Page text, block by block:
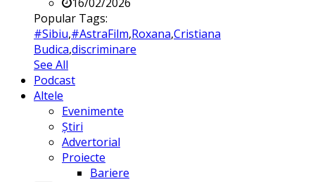
Popular Tags:
#Sibiu,#AstraFilm,Roxana,Cristiana
Budica,discriminare
See All
Podcast
Altele
Evenimente
Știri
Advertorial
Proiecte
Bariere